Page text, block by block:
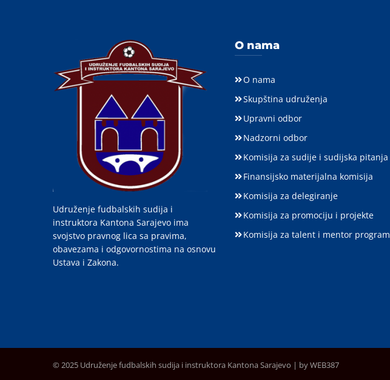
Udruženje fudbalskih sudija i
instruktora Kantona Sarajevo ima
svojstvo pravnog lica sa pravima,
obavezama i odgovornostima na osnovu
Ustava i Zakona.
O nama
O nama
Skupština udruženja
Upravni odbor
Nadzorni odbor
Komisija za sudije i sudijska pitanja
Finansijsko materijalna komisija
Komisija za delegiranje
Komisija za promociju i projekte
Komisija za talent i mentor program
© 2025 Udruženje fudbalskih sudija i instruktora Kantona Sarajevo | by WEB387